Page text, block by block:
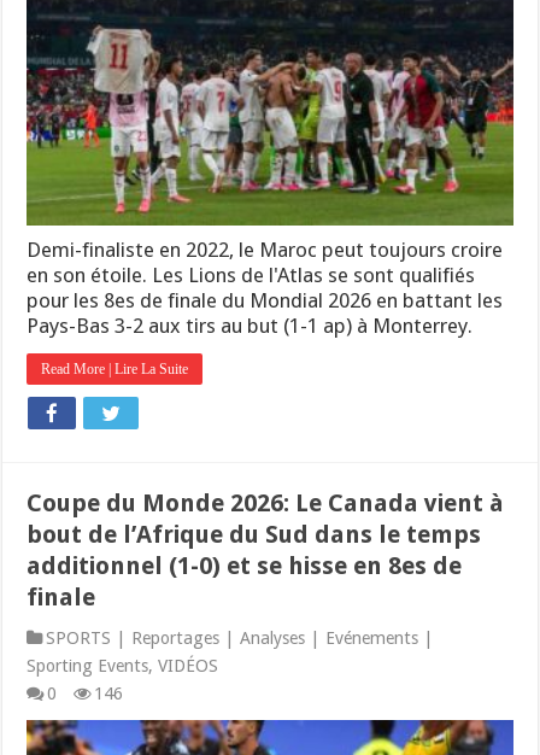
Demi-finaliste en 2022, le Maroc peut toujours croire
en son étoile. Les Lions de l'Atlas se sont qualifiés
pour les 8es de finale du Mondial 2026 en battant les
Pays-Bas 3-2 aux tirs au but (1-1 ap) à Monterrey.
Read More | Lire La Suite
Coupe du Monde 2026: Le Canada vient à
bout de l’Afrique du Sud dans le temps
additionnel (1-0) et se hisse en 8es de
finale
SPORTS | Reportages | Analyses | Evénements |
Sporting Events,VIDÉOS
0
146